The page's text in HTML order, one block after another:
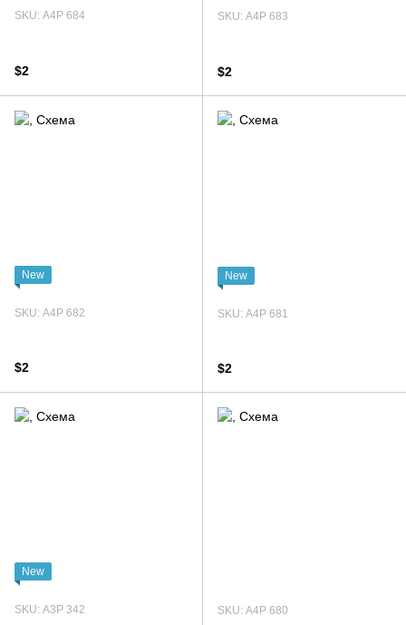
SKU: А4Р 684
$2
SKU: А4Р 683
$2
New
SKU: А4Р 682
$2
New
SKU: А4Р 681
$2
New
SKU: А3Р 342 SKU: А4Р 680